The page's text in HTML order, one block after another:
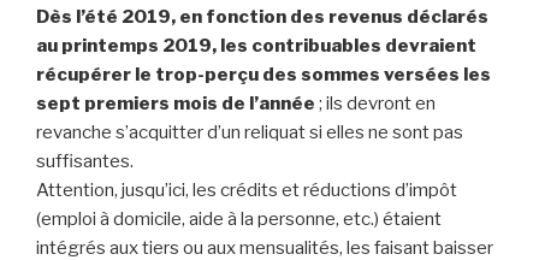
Dès l’été 2019, en fonction des revenus déclarés
au printemps 2019, les contribuables devraient
récupérer le trop-perçu des sommes versées les
sept premiers mois de l’année ; ils devront en
revanche s’acquitter d’un reliquat si elles ne sont pas
suffisantes.
Attention, jusqu’ici, les crédits et réductions d’impôt
(emploi à domicile, aide à la personne, etc.) étaient
intégrés aux tiers ou aux mensualités, les faisant baisser